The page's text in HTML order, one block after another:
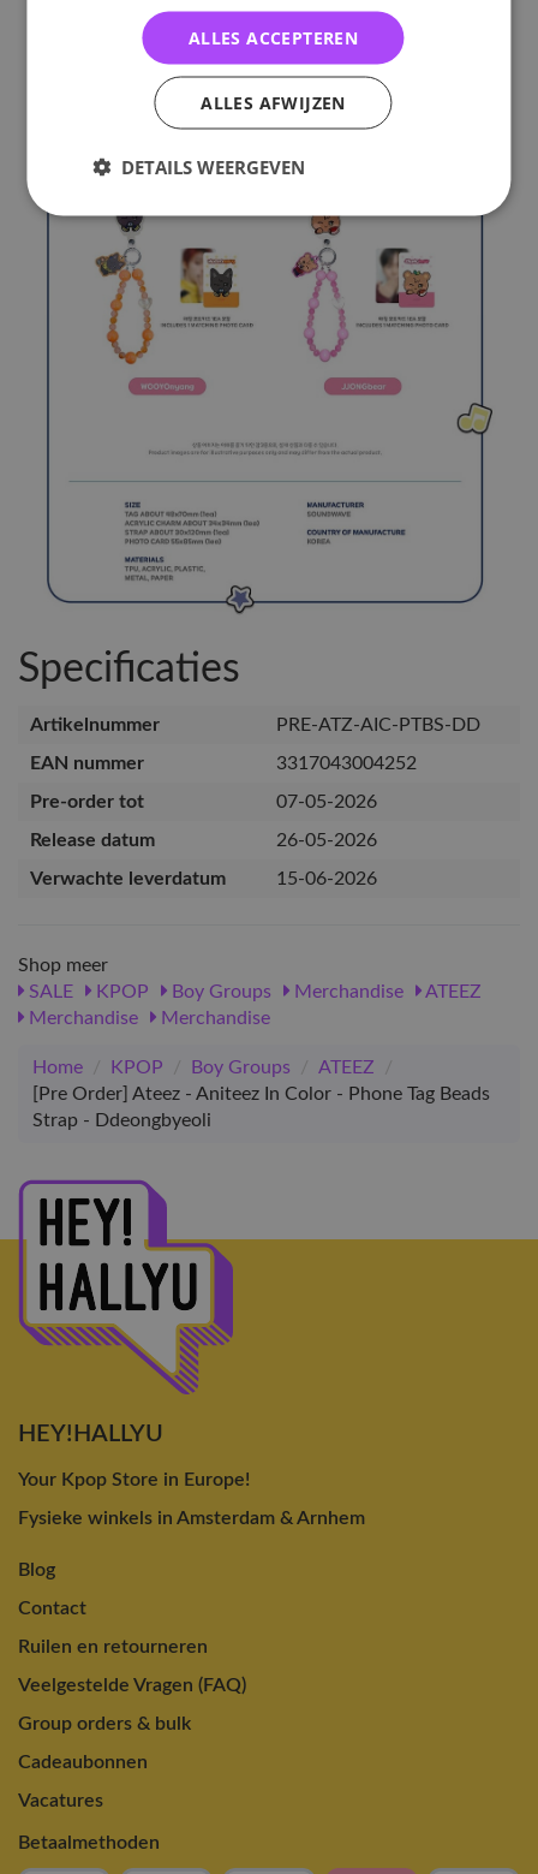
Specificaties
Artikelnummer
PRE-ATZ-AIC-PTBS-DD
EAN nummer
3317043004252
Pre-order tot
07-05-2026
Release datum
26-05-2026
Verwachte leverdatum
15-06-2026
Shop meer
SALE
KPOP Boy Groups Merchandise
ATEEZ
Merchandise
Merchandise
Home / KPOP / Boy Groups / ATEEZ
/
[Pre Order] Ateez - Aniteez In Color - Phone Tag Beads
Strap - Ddeongbyeoli
HEY!HALLYU
Your Kpop Store in Europe!
Fysieke winkels in Amsterdam & Arnhem
Blog
Contact
Ruilen en retourneren
Veelgestelde Vragen (FAQ)
Group orders & bulk
Cadeaubonnen
Vacatures
Betaalmethoden
ALLES ACCEPTEREN
ALLES AFWIJZEN
DETAILS WEERGEVEN